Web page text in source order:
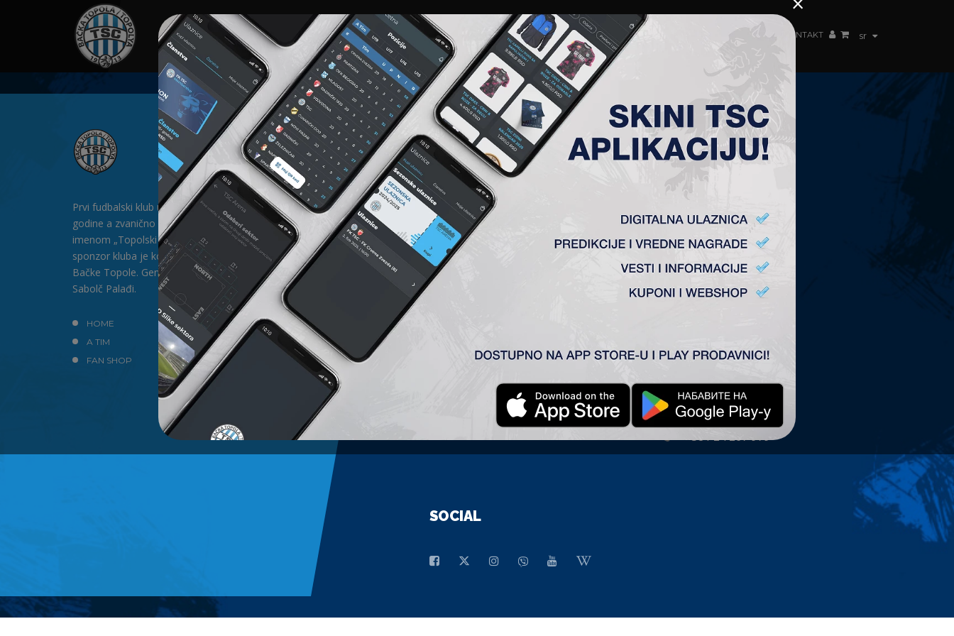
sr
HOME SPONZORI NEWS GALERIJE A TIM ČLANSTVO AKREDITACIJE KLUB AKADEMIJA ŽENSKI TIM KONTAKT
Prvi fudbalski klub u Bačkoj Topoli formiran je 1912.
godine a zvanično postoji od 1913. godine pod
imenom „Topolski Sportski Club" (TSC). Generalni
sponzor kluba je kompanija „SAT-TRAKT” DOO iz
Bačke Topole. Generalni direktor kluba je gospodin
Sabolč Palađi.
HOME
NEWS
A TIM
KLUB
FAN SHOP
KONTAKT
ANALIZA UTAKMICE
ANALIZA UTAKMICA
FK TSC
VS
OFK Vršac
1 : 0
KONTAKT
Fudbalski Klub „TSC”
Plitvička 1.
24300 Bačka Topola
office@fktsc.com
+381 24 224 187
TSC Arena
24300 Bačka Topola
office@tscarena.com
+381 24 267 979
SOCIAL